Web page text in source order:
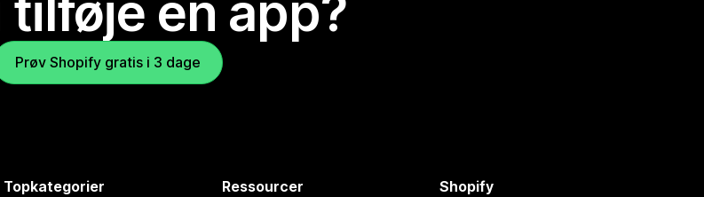
tilføje en app?
Prøv Shopify gratis i 3 dage
Topkategorier Ressourcer Shopify